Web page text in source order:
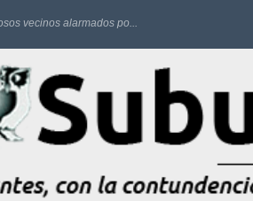
vecinos alarmados po...